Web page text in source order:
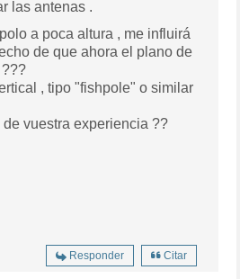
las antenas .
a poca altura , me influirá
de que ahora el plano de
, tipo "fishpole" o similar
vuestra experiencia ??
Responder Citar